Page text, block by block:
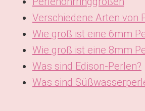
Verschiedene Arten von
Wie groß ist eine 6mm
Wie groß ist eine 8mm
Was sind Edison-Perlen?
Was sind